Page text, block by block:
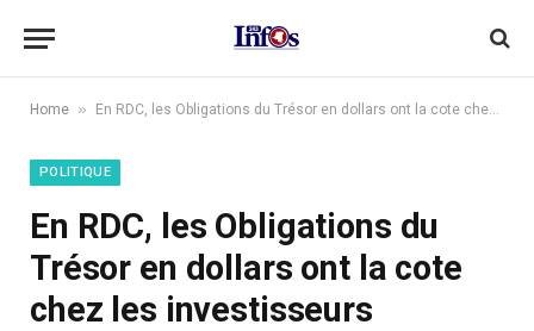
Home » En RDC, les Obligations du Trésor en dollars ont la cote chez les investisseurs
POLITIQUE
En RDC, les Obligations du
Trésor en dollars ont la cote
chez les investisseurs